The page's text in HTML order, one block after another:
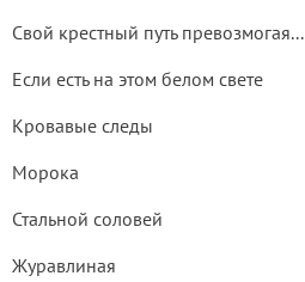
Свой крестный путь превозмогая...
Если есть на этом белом свете
Кровавые следы
Морока
Стальной соловей
Журавлиная